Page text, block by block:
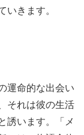
いきます。
運命的な出会い
それは彼の生活
誘います。「メ